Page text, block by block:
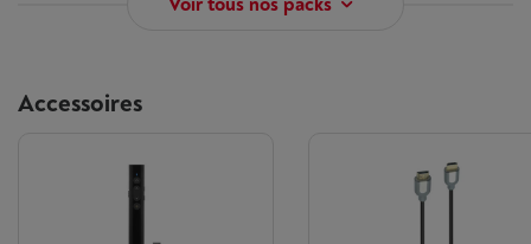
Voir tous nos packs
Accessoires